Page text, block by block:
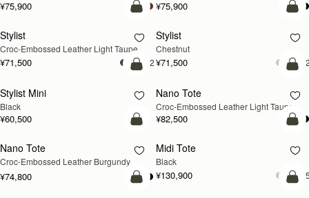
¥75,900 ¥75,900
新登場
カートに追加
Stylist
Croc-Embossed Leather Light Taupe
¥71,500 +2
カ
Stylist
Chestnut
¥71,500
カートに追加
Stylist Mini
Black
¥60,500
新登場
カ
Nano Tote
Croc-Embossed Leather Light Taupe
¥82,500
カートに追加
Nano Tote
Croc-Embossed Leather Burgundy
¥74,800
カ
Midi Tote
Black
¥130,900
カートに追加
カ